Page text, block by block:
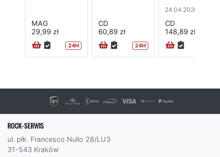
MAG
29,99 zł
24H
CD
60,89 zł
24H
24.04.2026
CD
148,89 zł
ROCK-SERWIS
ul. płk. Francesco Nullo 28/LU3
31-543 Kraków